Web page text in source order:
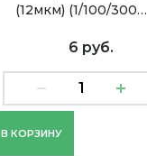
(12мкм) (1/100/300…
6 руб.
В КОРЗИНУ